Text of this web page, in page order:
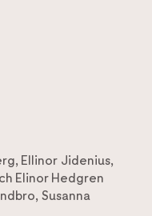
, Ellinor Jidenius,
Elinor Hedgren
, Susanna